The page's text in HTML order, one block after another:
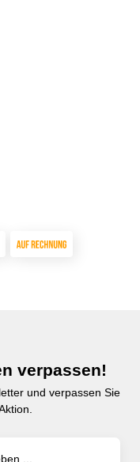
verpassen!
und verpassen Sie